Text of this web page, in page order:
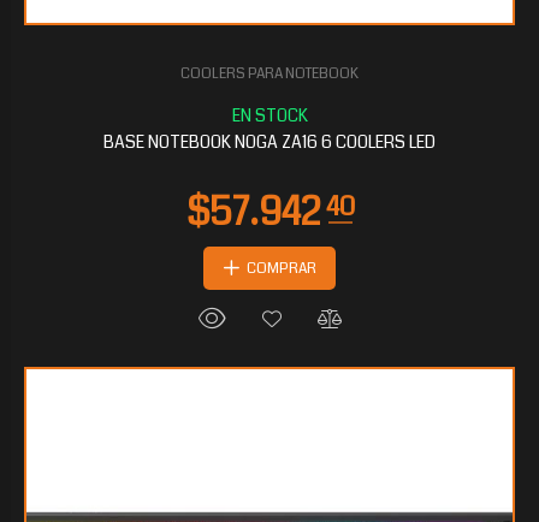
COOLERS PARA NOTEBOOK
BASE NOTEBOOK NOGA ZA16 6 COOLERS LED
COMPRAR
$39.504